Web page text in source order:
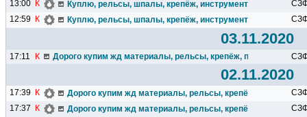
13:00 К Куплю, рельсы, шпалы, крепёж, инструмент, любые жд
12:59 К Куплю, рельсы, шпалы, крепёж, инструмент, любые жд
03.11.2020
17:11 К Дорого купим жд материалы, рельсы, крепёж, путевой
02.11.2020
17:39 К Дорого купим жд материалы, рельсы, крепёж, путевой
17:37
К Дорого купим жд материалы, рельсы, крепёж, путевой